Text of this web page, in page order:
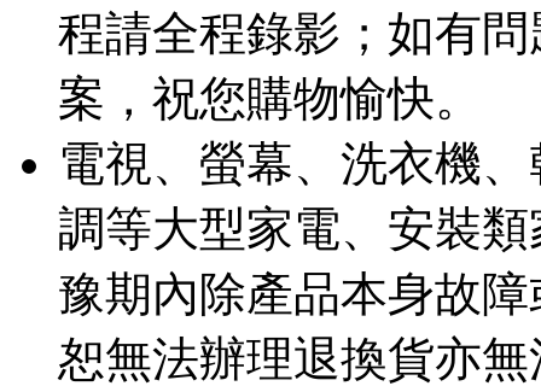
程請全程錄影；如有
案，祝您購物愉快。
電視、螢幕、洗衣機
調等大型家電、安裝
豫期內除產品本身故
恕無法辦理退換貨亦